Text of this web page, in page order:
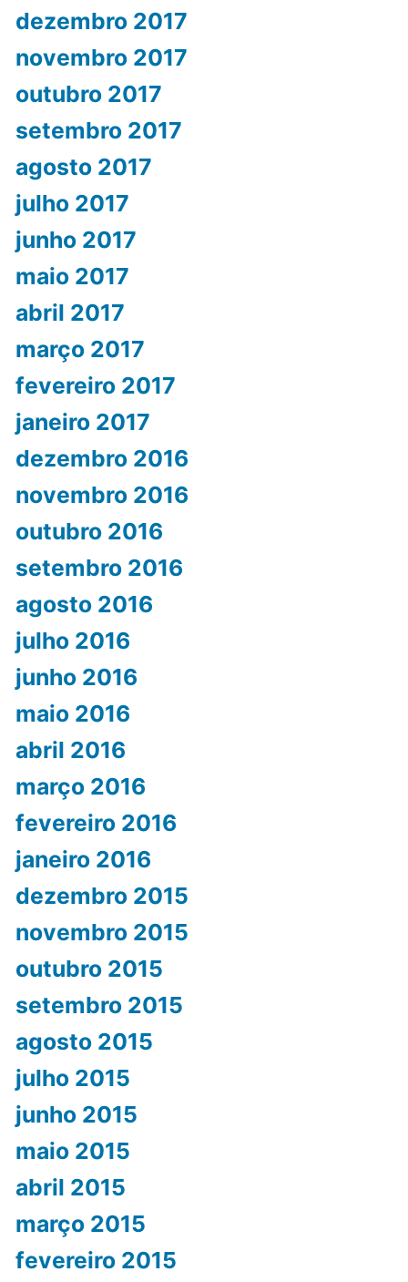
dezembro 2017
novembro 2017
outubro 2017
setembro 2017
agosto 2017
julho 2017
junho 2017
maio 2017
abril 2017
março 2017
fevereiro 2017
janeiro 2017
dezembro 2016
novembro 2016
outubro 2016
setembro 2016
agosto 2016
julho 2016
junho 2016
maio 2016
abril 2016
março 2016
fevereiro 2016
janeiro 2016
dezembro 2015
novembro 2015
outubro 2015
setembro 2015
agosto 2015
julho 2015
junho 2015
maio 2015
abril 2015
março 2015
fevereiro 2015